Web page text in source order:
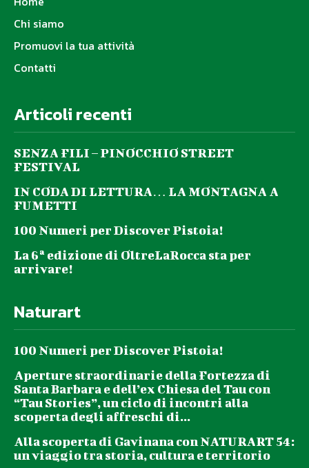
Chi siamo
Promuovi la tua attività
Contatti
Articoli recenti
SENZA FILI – PINOCCHIO STREET
FESTIVAL
IN CODA DI LETTURA… LA MONTAGNA A
FUMETTI
100 Numeri per Discover Pistoia!
La 6ª edizione di OltreLaRocca sta per
arrivare!
Naturart
100 Numeri per Discover Pistoia!
Aperture straordinarie della Fortezza di
Santa Barbara e dell’ex Chiesa del Tau con
“Tau Stories”, un ciclo di incontri alla
scoperta degli affreschi di...
Alla scoperta di Gavinana con NATURART 54:
un viaggio tra storia, cultura e territorio